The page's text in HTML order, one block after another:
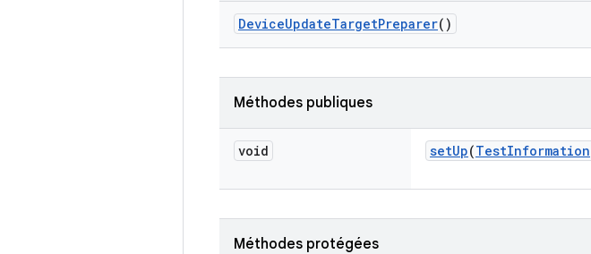
DeviceUpdateTargetPreparer()
Méthodes publiques
void setUp(TestInformation
Méthodes protégées